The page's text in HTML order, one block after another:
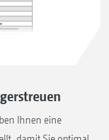
Ihnen eine